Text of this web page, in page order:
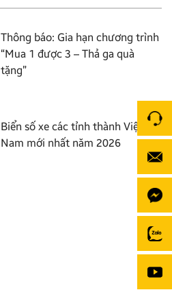
Thông báo: Gia hạn chương trình
“Mua 1 được 3 – Thả ga quà
tặng”
Biển số xe các tỉnh thành Việt
Nam mới nhất năm 2026